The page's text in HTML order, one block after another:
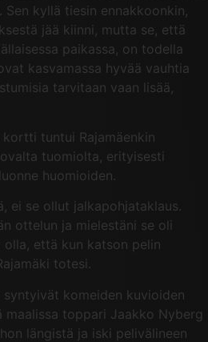
kyllä tiesin ennakkoonkin,
jää kiinni, mutta se, että
paikassa, on todella
kasvamassa hyvää vauhtia
tarvitaan vaan lisää,
kortti tuntui Rajamäenkin
tuomiolta, erityisesti
huomioiden.
ei se ollut jalkapohjataklaus.
ottelun ja mielestäni se oli
että kun katson pelin
totesi.
syntyivät komeiden kuvioiden
maalissa toppari Jaakko Nyberg
längistä ja iski pelivälineen